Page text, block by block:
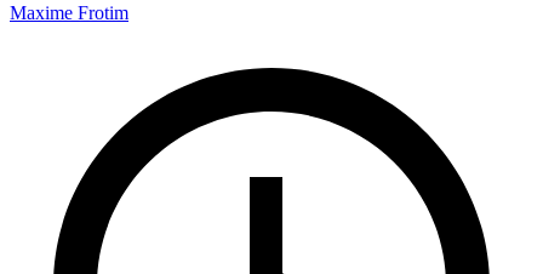
Maxime Frotim